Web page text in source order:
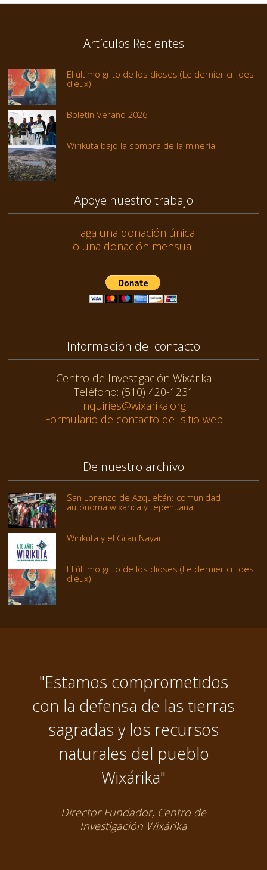
Artículos Recientes
El último grito de los dioses (Le dernier cri des
dieux)
Boletín Verano 2026
Wirikuta bajo la sombra de la minería
Apoye nuestro trabajo
Haga una donación única
o una donación mensual
Información del contacto
Centro de Investigación Wixárika
Teléfono: (510) 420-1231
inquiries@wixarika.org
Formulario de contacto del sitio web
De nuestro archivo
San Lorenzo de Azqueltán: comunidad
autónoma wixarica y tepehuana
Wirikuta y el Gran Nayar
El último grito de los dioses (Le dernier cri des
dieux)
"Estamos comprometidos
con la defensa de las tierras
sagradas y los recursos
naturales del pueblo
Wixárika"
Director Fundador, Centro de
Investigación Wixárika